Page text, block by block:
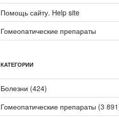
Помощь сайту. Help site
Гомеопатические препараты
КАТЕГОРИИ
Болезни (424)
Гомеопатические препараты (3